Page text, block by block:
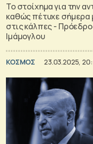
Το στοίχημα για την
καθώς πέτυχε σήμερα
στις κάλπες -
Ιμάμογλου
ΚΟΣΜΟΣ 23.03.2025,